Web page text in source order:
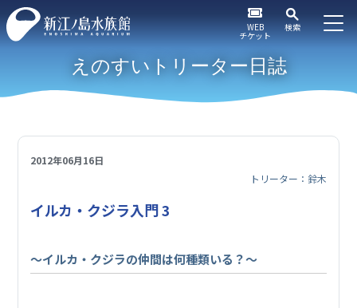
WEB
チケット
検索
えのすいトリーター日誌
2012年06月16日
トリーター：鈴木
イルカ・クジラ入門 3
～イルカ・クジラの仲間は何種類いる？～